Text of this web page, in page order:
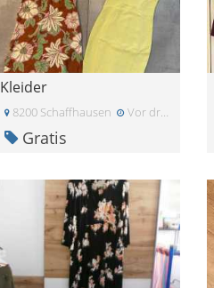
Kleider
8200 Schaffhausen Vor drei Wochen
Gratis